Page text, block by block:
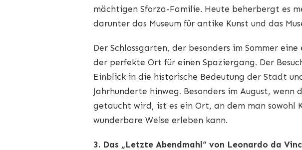
mächtigen Sforza-Familie. Heute beherbergt es
darunter das Museum für antike Kunst und das
Der Schlossgarten, der besonders im Sommer
der perfekte Ort für einen Spaziergang. Der
Einblick in die historische Bedeutung der Stadt
Jahrhunderte hinweg. Besonders im August, wenn
getaucht wird, ist es ein Ort, an dem man sowohl
wunderbare Weise erleben kann.
3. Das „Letzte Abendmahl“ von Leonardo da